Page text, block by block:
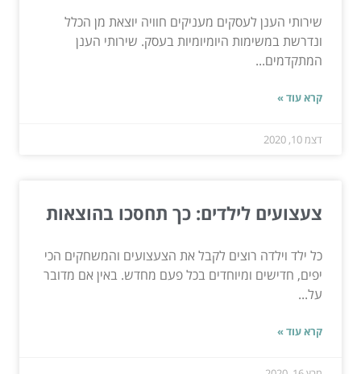
שירותי הענן לעסקים מעניקים חוויה יוצאת מן הכלל
ונדרשת במשימות היומיומיות בעסק. שירותי הענן
המתקדמים...
קרא עוד »
דצמ 10, 2020
צעצועים לילדים: כך תחסכו בהוצאות
כל ילד וילדה רוצים לקבל את הצעצועים והמשחקים הכי
יפים, חדישים ומיוחדים בכל פעם מחדש. באין אם מדובר
על...
קרא עוד »